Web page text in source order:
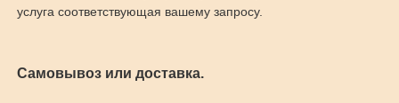
услуга соответствующая вашему запросу.
Самовывоз или доставка.